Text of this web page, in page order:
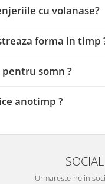
cu volanase?
forma in timp
somn ?
anotimp ?
SOCIAL
Urmareste-ne in